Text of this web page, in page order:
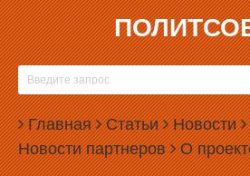
Главная Статьи Новости
Новости партнеров О
07.07.2004, 09:31
ГЕННАДИЙ ЗЮГАНОВ
ПРОВОКАТОРОВ
Лидер КПРФ Геннадий Зюганов
прокуратуру официальное
«провокаций» против членов партии. К